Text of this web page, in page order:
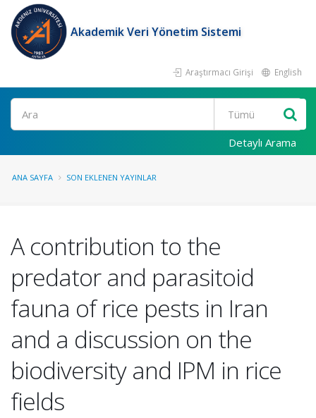
Akademik Veri Yönetim Sistemi
Araştırmacı Girişi English
Ara
Detaylı Arama
ANA SAYFA SON EKLENEN YAYINLAR
A contribution to the
predator and parasitoid
fauna of rice pests in Iran
and a discussion on the
biodiversity and IPM in rice
fields